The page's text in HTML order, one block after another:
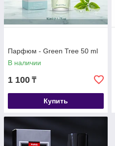
Парфюм - Green Tree 50 ml
В наличии
1 100 ₸
Купить